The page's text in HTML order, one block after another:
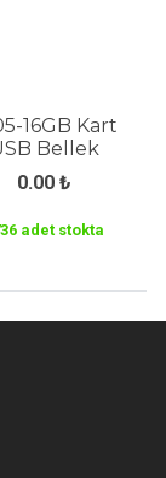
16GB Kart
Bellek
0.00₺
adet stokta